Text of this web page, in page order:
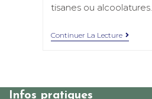
tisanes ou alcoolatures.
Continuer La LectureL’été
Au
Infos pratiques